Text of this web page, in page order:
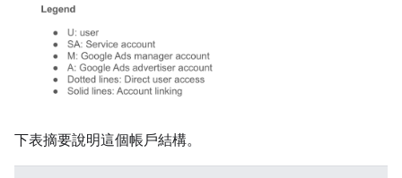
下表摘要說明這個帳戶結構。